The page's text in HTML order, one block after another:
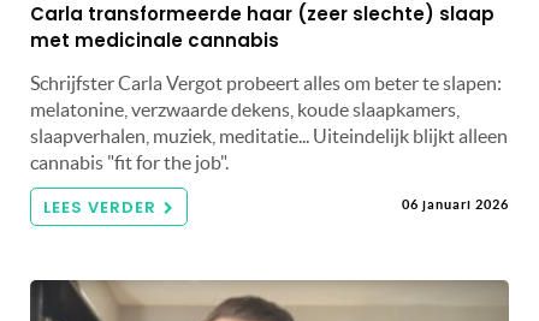
Carla transformeerde haar (zeer slechte) slaap
met medicinale cannabis
Schrijfster Carla Vergot probeert alles om beter te slapen:
melatonine, verzwaarde dekens, koude slaapkamers,
slaapverhalen, muziek, meditatie... Uiteindelijk blijkt alleen
cannabis "fit for the job".
LEES VERDER 06 januari 2026